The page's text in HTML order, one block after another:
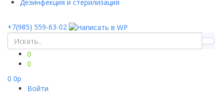
Дезинфекция и стерилизация
+7(985) 559-63-02
0
0
0 0p
Войти